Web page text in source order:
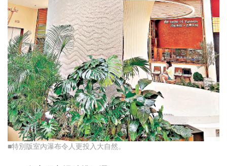
■特別版室內瀑布令人更投入大自然。